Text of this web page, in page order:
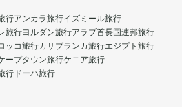
行アンカラ旅行イズミール旅行
旅行ヨルダン旅行アラブ首長国連邦旅行
ッコ旅行カサブランカ旅行エジプト旅行
ープタウン旅行ケニア旅行
行 ドーハ旅行